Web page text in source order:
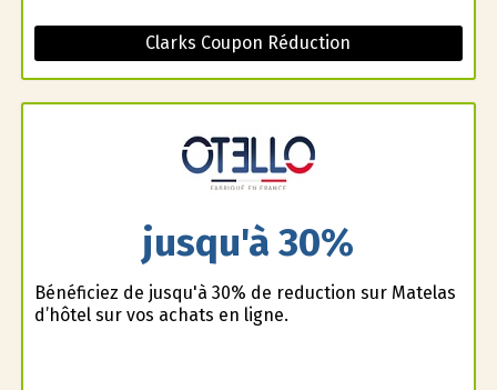
Clarks Coupon Réduction
jusqu'à 30%
Bénéficiez de jusqu'à 30% de reduction sur Matelas
d’hôtel sur vos achats en ligne.